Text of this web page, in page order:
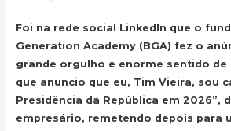
Foi na rede social LinkedIn que o
Generation Academy (BGA) fez o
grande orgulho e enorme sentido de
que anuncio que eu, Tim Vieira, sou
Presidência da República em 2026”,
empresário, remetendo depois para